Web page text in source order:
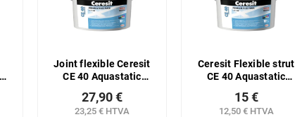
Joint flexible Ceresit
CE 40 Aquastatic
23,25 € HTVA
27,90 €
Ceresit Flexible strut
CE 40 Aquastatic
12,50 € HTVA
15 €